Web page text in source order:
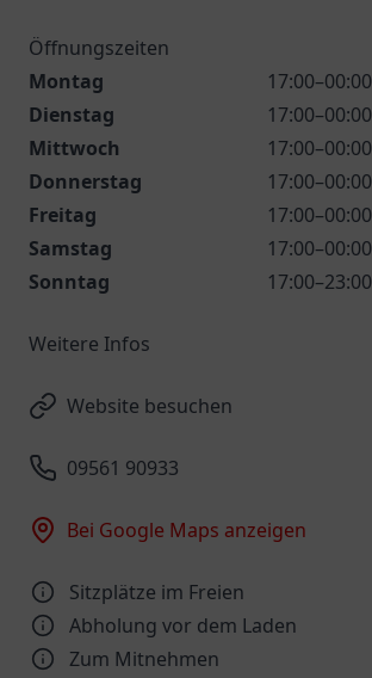
Öffnungszeiten
Montag
17:00–00:00
Dienstag
17:00–00:00
Mittwoch
17:00–00:00
Donnerstag
17:00–00:00
Freitag
17:00–00:00
Samstag
17:00–00:00
Sonntag
17:00–23:00
Weitere Infos
Website besuchen
09561 90933
Bei Google Maps anzeigen
Sitzplätze im Freien
Abholung vor dem Laden
Zum Mitnehmen